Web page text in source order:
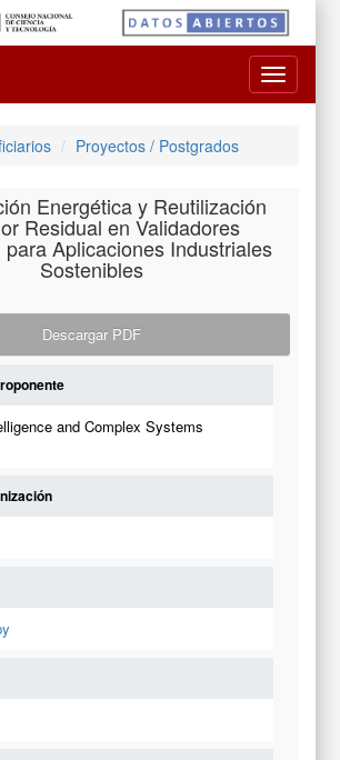
Toggle
Proyectos / Postgrados
Energética y Reutilización
Residual en Validadores
para Aplicaciones Industriales
Sostenibles
Descargar PDF
and Complex Systems